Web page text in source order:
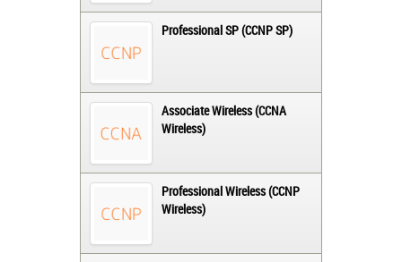
Professional SP (CCNP SP)
Associate Wireless (CCNA
Wireless)
Professional Wireless (CCNP
Wireless)